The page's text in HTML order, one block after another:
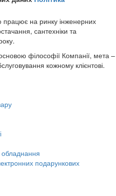
на ринку інженерних
сантехніки та
філософії Компанії, мета –
кожному клієнтові.
обладнання
подарункових